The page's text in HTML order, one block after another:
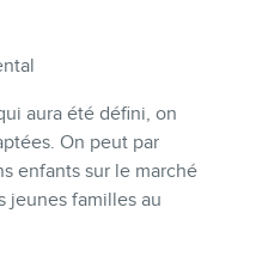
aura été défini, on
On peut par
enfants sur le marché
jeunes familles au